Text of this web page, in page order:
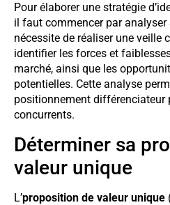
Pour élaborer une stratégie
il faut commencer par analyser
nécessite de réaliser une veille
identifier les forces et
marché, ainsi que les
potentielles. Cette analyse
positionnement différenciateur
concurrents.
Déterminer sa
valeur unique
L’proposition de valeur unique